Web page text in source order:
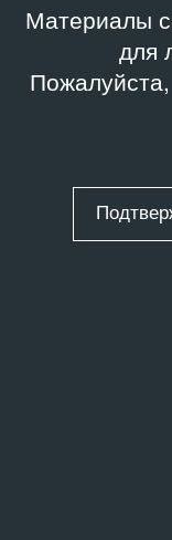
Материалы
для